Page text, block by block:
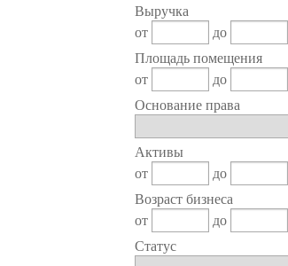
Выручка
от
до
Площадь помещения
от
до
Основание права
Активы
от
до
Возраст бизнеса
от
до
Статус